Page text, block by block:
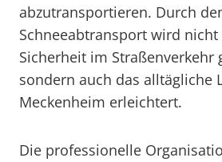
abzutransportieren. Durch
Schneeabtransport wird
Sicherheit im Straßenverkehr
sondern auch das alltägliche
Meckenheim erleichtert.
Die professionelle